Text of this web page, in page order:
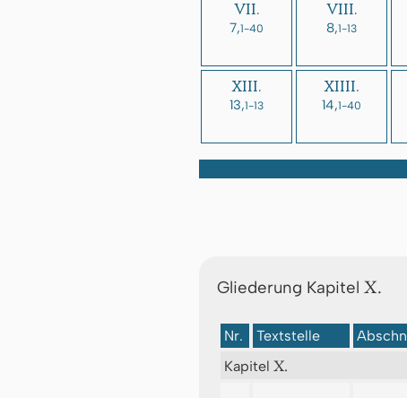
VII.
7,1-40
VIII.
8,1-13
XIII.
13,1-13
XIIII.
14,1-40
Gliederung Kapitel X.
Nr. Textstelle
Kapitel X.